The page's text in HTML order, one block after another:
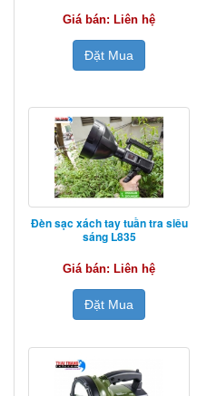
Giá bán: Liên hệ
Đặt Mua
Đèn sạc xách tay tuần tra siêu
sáng L835
Giá bán: Liên hệ
Đặt Mua